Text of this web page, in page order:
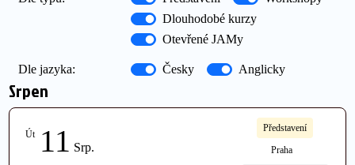
Dlouhodobé kurzy
Otevřené JAMy
Dle jazyka: Česky Anglicky
Srpen
Út 11 Srp.
Představení
Praha